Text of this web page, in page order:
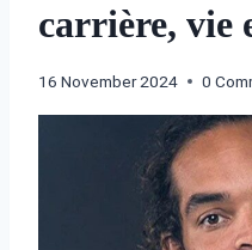
carrière, vie
16 November 2024 0